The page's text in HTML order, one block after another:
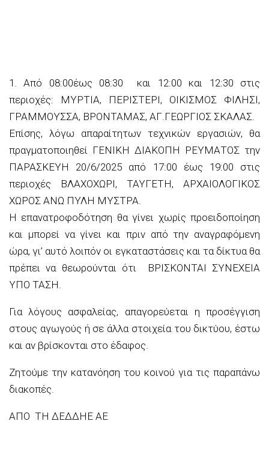
1.Από 08:00έως 08:30 και 12:00 και 12:30 στις
περιοχές: ΜΥΡΤΙΑ, ΠΕΡΙΣΤΕΡΙ, ΟΙΚΙΣΜΟΣ ΦΙΛΗΣΙ,
ΓΡΑΜΜΟΥΣΣΑ, ΒΡΟΝΤΑΜΑΣ, ΑΓ.ΓΕΩΡΓΙΟΣ ΣΚΑΛΑΣ.
Επίσης, λόγω απαραίτητων τεχνικών εργασιών, θα
πραγματοποιηθεί ΓΕΝΙΚΗ ΔΙΑΚΟΠΗ ΡΕΥΜΑΤΟΣ την
ΠΑΡΑΣΚΕΥΗ 20/6/2025 από 17:00 έως 1 9:00 στις
περιοχές ΒΛΑΧΟΧΩΡΙ, ΤΑΥΓΕΤΗ, ΑΡΧΑΙΟΛΟΓΙΚΟΣ
ΧΩΡΟΣ ΑΝΩ ΠΥΛΗ ΜΥΣΤΡΑ.
Η επανατροφοδότηση θα γίνει χωρίς προειδοποίηση
και μπορεί να γίνει και πριν από την αναγραφόμενη
ώρα, γι’ αυτό λοιπόν οι εγκαταστάσεις και τα δίκτυα θα
πρέπει να θεωρούνται ότι ΒΡΙΣΚΟΝΤΑΙ ΣΥΝΕΧΕΙΑ
ΥΠΟ ΤΑΣΗ.
Για λόγους ασφαλείας, απαγορεύεται η προσέγγιση
στους αγωγούς ή σε άλλα στοιχεία του δικτύου, έστω
και αν βρίσκονται στο έδαφος.
Ζητούμε την κατανόηση του κοινού για τις παραπάνω
διακοπές.
ΑΠΟ ΤΗ ΔΕΔΔΗΕ ΑΕ